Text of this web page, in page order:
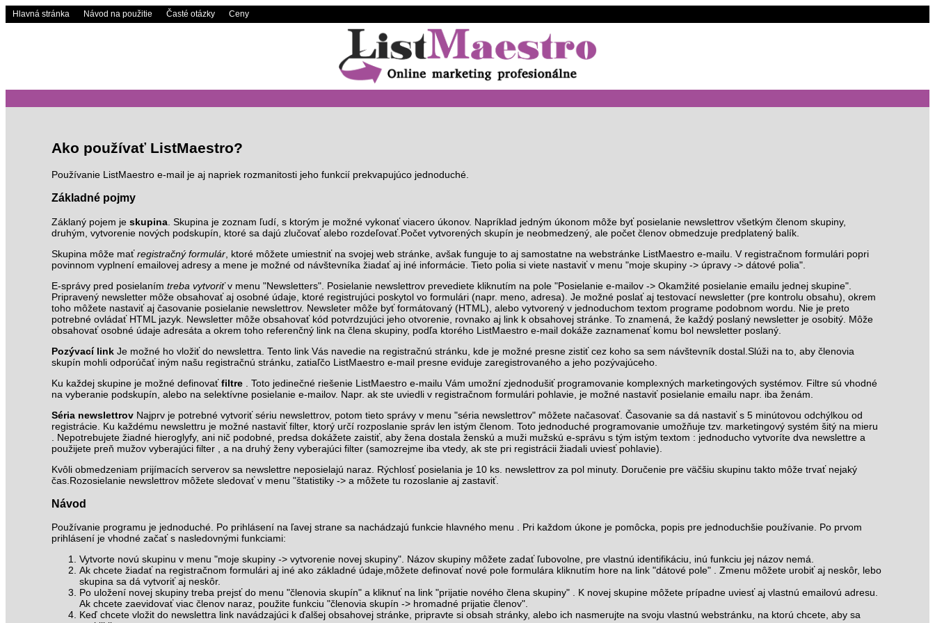
Hlavná stránka Návod na použitie Časté otázky Ceny
Ako používať ListMaestro?
Používanie ListMaestro e-mail je aj napriek rozmanitosti jeho funkcií prekvapujúco jednoduché.
Základné pojmy
Záklaný pojem jeskupina . Skupina je zoznam ľudí, s ktorým je možné vykonať viacero úkonov. Napríklad jedným úkonom môže byť posielanie newslettrov všetkým členom skupiny,
druhým, vytvorenie nových podskupín, ktoré sa dajú zlučovať alebo rozdeľovať.Počet vytvorených skupín je neobmedzený, ale počet členov obmedzuje predplatený balík.
Skupina môže maťregistračný formulár , ktoré môžete umiestniť na svojej web stránke, avšak funguje to aj samostatne na webstránke ListMaestro e-mailu. V registračnom formulári popri
povinnom vyplnení emailovej adresy a mene je možné od návštevníka žiadať aj iné informácie. Tieto polia si viete nastaviť v menu "moje skupiny -> úpravy -> dátové polia".
E-správy pred posielanímtreba vytvoriťv menu "Newsletters". Posielanie newslettrov prevediete kliknutím na pole "Posielanie e-mailov -> Okamžité posielanie emailu jednej skupine".
Pripravený newsletter môže obsahovať aj osobné údaje, ktoré registrujúci poskytol vo formulári (napr. meno, adresa). Je možné poslať aj testovací newsletter (pre kontrolu obsahu), okrem
toho môžete nastaviť aj časovanie posielanie newslettrov. Newsleter môže byť formátovaný (HTML), alebo vytvorený v jednoduchom textom programe podobnom wordu. Nie je preto
potrebné ovládať HTML jazyk. Newsletter môže obsahovať kód potvrdzujúci jeho otvorenie, rovnako aj link k obsahovej stránke. To znamená, že každý poslaný newsletter je osobitý. Môže
obsahovať osobné údaje adresáta a okrem toho referenčný link na člena skupiny, podľa ktorého ListMaestro e-mail dokáže zaznamenať komu bol newsletter poslaný.
Pozývací link Je možné ho vložiť do newslettra. Tento link Vás navedie na registračnú stránku, kde je možné presne zistiť cez koho sa sem návštevník dostal.Slúži na to, aby členovia
skupín mohli odporúčať iným našu registračnú stránku, zatiaľčo ListMaestro e-mail presne eviduje zaregistrovaného a jeho pozývajúceho.
Ku každej skupine je možné definovaťfiltre . Toto jedinečné riešenie ListMaestro e-mailu Vám umožní zjednodušiť programovanie komplexných marketingových systémov. Filtre sú vhodné
na vyberanie podskupín, alebo na selektívne posielanie e-mailov. Napr. ak ste uviedli v registračnom formulári pohlavie, je možné nastaviť posielanie emailu napr. iba ženám.
Séria newslettrov Najprv je potrebné vytvoriť sériu newslettrov, potom tieto správy v menu "séria newslettrov" môžete načasovať. Časovanie sa dá nastaviť s 5 minútovou odchýlkou od
registrácie. Ku každému newslettru je možné nastaviť filter, ktorý určí rozposlanie správ len istým členom. Toto jednoduché programovanie umožňuje tzv. marketingový systém šitý na mieru
. Nepotrebujete žiadné hieroglyfy, ani nič podobné, predsa dokážete zaistiť, aby žena dostala ženskú a muži mužskú e-správu s tým istým textom : jednoducho vytvoríte dva newslettre a
použijete preň mužov vyberajúci filter , a na druhý ženy vyberajúci filter (samozrejme iba vtedy, ak ste pri registrácii žiadali uviesť pohlavie).
Kvôli obmedzeniam prijímacích serverov sa newslettre neposielajú naraz. Rýchlosť posielania je 10 ks. newslettrov za pol minuty. Doručenie pre väčšiu skupinu takto môže trvať nejaký
čas.Rozosielanie newslettrov môžete sledovať v menu "štatistiky -> a môžete tu rozoslanie aj zastaviť.
Návod
Používanie programu je jednoduché. Po prihlásení na ľavej strane sa nachádzajú funkcie hlavného menu . Pri každom úkone je pomôcka, popis pre jednoduchšie používanie. Po prvom
prihlásení je vhodné začať s nasledovnými funkciami:
Vytvorte novú skupinu v menu "moje skupiny -> vytvorenie novej skupiny". Názov skupiny môžete zadať ľubovolne, pre vlastnú identifikáciu, inú funkciu jej názov nemá.
Ak chcete žiadať na registračnom formulári aj iné ako základné údaje,môžete definovať nové pole formulára kliknutím hore na link "dátové pole" . Zmenu môžete urobiť aj neskôr, lebo
skupina sa dá vytvoriť aj neskôr.
Po uložení novej skupiny treba prejsť do menu "členovia skupín" a kliknuť na link "prijatie nového člena skupiny" . K novej skupine môžete prípadne uviesť aj vlastnú emailovú adresu.
Ak chcete zaevidovať viac členov naraz, použite funkciu "členovia skupín -> hromadné prijatie členov".
Keď chcete vložit do newslettra link navádzajúci k ďalšej obsahovej stránke, pripravte si obsah stránky, alebo ich nasmerujte na svoju vlastnú webstránku, na ktorú chcete, aby sa